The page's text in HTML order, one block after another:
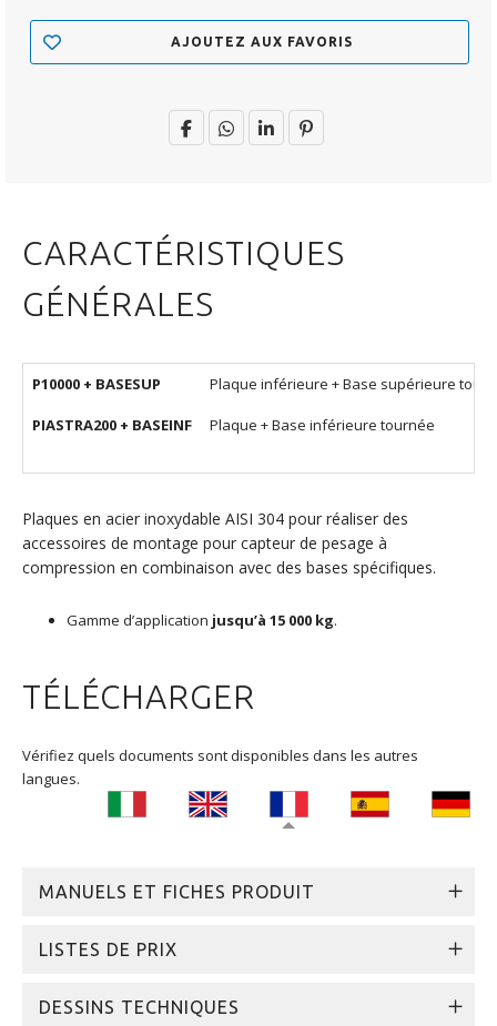
AJOUTEZ AUX FAVORIS
CARACTÉRISTIQUES
GÉNÉRALES
P10000 + BASESUP Plaque inférieure + Base supérieure
PIASTRA200 + BASEINF Plaque + Base inférieure tournée
Plaques en acier inoxydable AISI 304 pour réaliser des
accessoires de montage pour capteur de pesage à
compression en combinaison avec des bases spécifiques.
Gamme d’application jusqu’à 15 000 kg.
TÉLÉCHARGER
Vérifiez quels documents sont disponibles dans les autres
langues.
MANUELS ET FICHES PRODUIT
LISTES DE PRIX
DESSINS TECHNIQUES